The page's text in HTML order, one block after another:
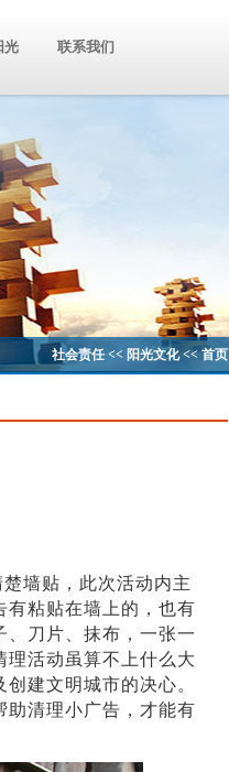
光 联系我们
社会责任 << 阳光文化 << 首页
墙贴，此次活动内主
有粘贴在墙上的，也有
、刀片、抹布，一张一
活动虽算不上什么大
建文明城市的决心。
助清理小广告，才能有